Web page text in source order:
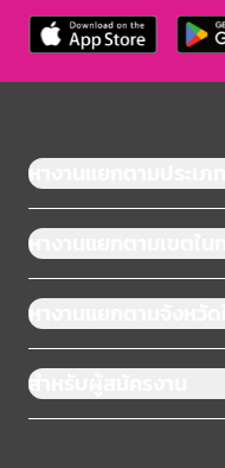
หางานแยกตามประเภท
หางานแยกตามเขตใน
หางานแยกตามจังหวัดใ
สำหรับผู้สมัครงาน